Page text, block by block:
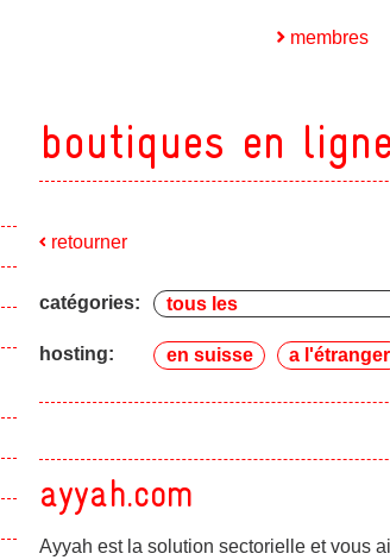
Show subpages
Show subpages
membres
boutiques en
retourner
catégories:
hosting: en suisse a l'étranger
ayyah.com
Ayyah est la solution sectorielle et vous